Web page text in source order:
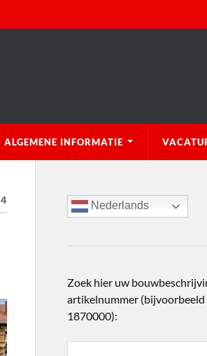
ALGEMENE INFORMATIE
4 Nederlands
Zoek hier uw
artikelnummer (bijvoorbeeld
1870000):